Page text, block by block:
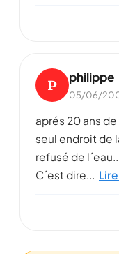
P philippe
05/06/
aprés 20 ans
seul endroit de
refusé de
C´est dire...